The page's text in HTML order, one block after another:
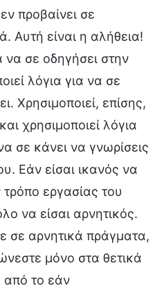
προβαίνει σε
Αυτή είναι η αλήθεια!
να σε οδηγήσει στην
λόγια για να σε
Χρησιμοποιεί, επίσης,
χρησιμοποιεί λόγια
σε κάνει να γνωρίσεις
Εάν είσαι ικανός να
τρόπο εργασίας του
να είσαι αρνητικός.
σε αρνητικά πράγματα,
μόνο στα θετικά
το εάν